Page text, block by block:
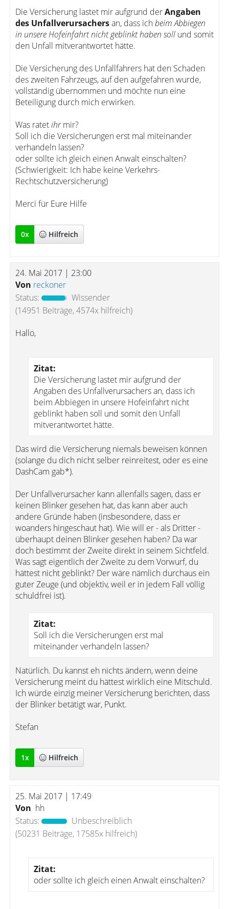
Die Versicherung lastet mir aufgrund derAngaben
des Unfallverursachersan, dass ichbeim Abbiegen
in unsere Hofeinfahrt nicht geblinkt haben soll und somit
den Unfall mitverantwortet hätte.
Die Versicherung des Unfallfahrers hat den Schaden
des zweiten Fahrzeugs, auf den aufgefahren wurde,
vollständig übernommen und möchte nun eine
Beteiligung durch mich erwirken.
Was ratetihrmir?
Soll ich die Versicherungen erst mal miteinander
verhandeln lassen?
oder sollte ich gleich einen Anwalt einschalten?
(Schwierigkeit: Ich habe keine Verkehrs-
Rechtschutzversicherung)
Merci für Eure Hilfe
0x Hilfreich
24. Mai 2017 | 23:00
Von reckoner
Status:
Wissender
(14951 Beiträge, 4574x hilfreich)
Hallo,
Zitat:
Die Versicherung lastet mir aufgrund der
Angaben des Unfallverursachers an, dass ich
beim Abbiegen in unsere Hofeinfahrt nicht
geblinkt haben soll und somit den Unfall
mitverantwortet hätte.
Das wird die Versicherung niemals beweisen können
(solange du dich nicht selber reinreitest, oder es eine
DashCam gab*).
Der Unfallverursacher kann allenfalls sagen, dass er
keinen Blinker gesehen hat, das kann aber auch
andere Gründe haben (insbesondere, dass er
woanders hingeschaut hat). Wie will er - als Dritter -
überhaupt deinen Blinker gesehen haben? Da war
doch bestimmt der Zweite direkt in seinem Sichtfeld.
Was sagt eigentlich der Zweite zu dem Vorwurf, du
hättest nicht geblinkt? Der wäre nämlich durchaus ein
guter Zeuge (und objektiv, weil er in jedem Fall völlig
schuldfrei ist).
Zitat:
Soll ich die Versicherungen erst mal
miteinander verhandeln lassen?
Natürlich. Du kannst eh nichts ändern, wenn deine
Versicherung meint du hättest wirklich eine Mitschuld.
Ich würde einzig meiner Versicherung berichten, dass
der Blinker betätigt war, Punkt.
Stefan
1x Hilfreich
25. Mai 2017 | 17:49
Von hh
Status:
Unbeschreiblich
(50231 Beiträge, 17585x hilfreich)
Zitat:
oder sollte ich gleich einen Anwalt einschalten?